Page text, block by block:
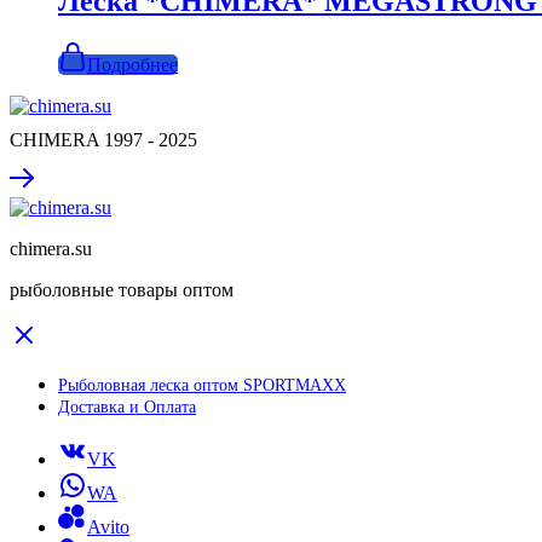
Подробнее
CHIMERA 1997 - 2025
chimera.su
рыболовные товары оптом
Рыболовная леска оптом SPORTMAXX
Доставка и Оплата
VK
WA
Avito